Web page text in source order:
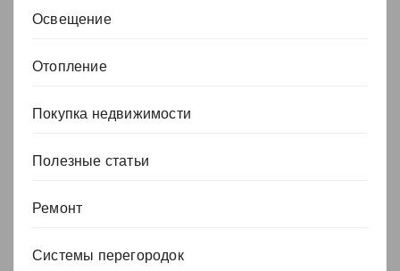
Освещение
Отопление
Покупка недвижимости
Полезные статьи
Ремонт
Системы перегородок